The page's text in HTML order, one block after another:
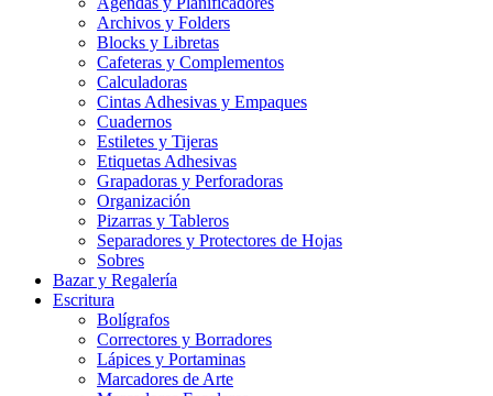
Archivos y Folders
Blocks y Libretas
Cafeteras y Complementos
Calculadoras
Cintas Adhesivas y Empaques
Cuadernos
Estiletes y Tijeras
Etiquetas Adhesivas
Grapadoras y Perforadoras
Organización
Pizarras y Tableros
Separadores y Protectores de Hojas
Sobres
Bazar y Regalería
Escritura
Bolígrafos
Correctores y Borradores
Lápices y Portaminas
Marcadores de Arte